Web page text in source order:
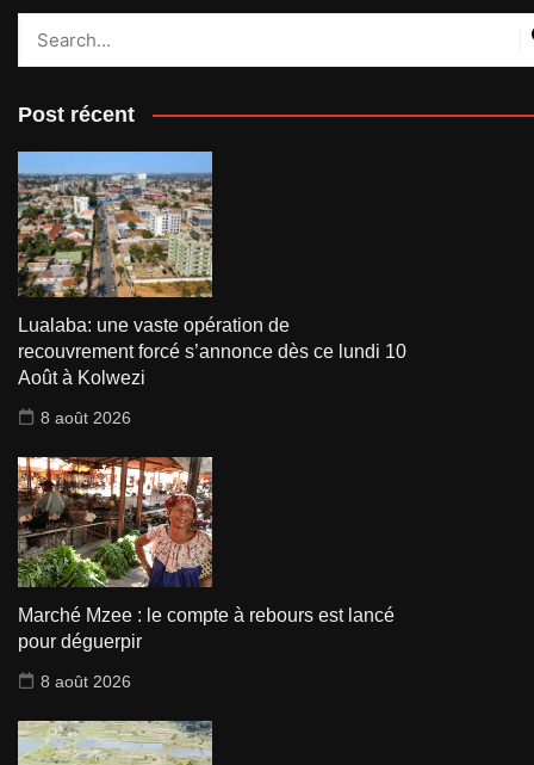
Post récent
Lualaba: une vaste opération de
recouvrement forcé s’annonce dès ce lundi 10
Août à Kolwezi
8 août 2026
Marché Mzee : le compte à rebours est lancé
pour déguerpir
8 août 2026